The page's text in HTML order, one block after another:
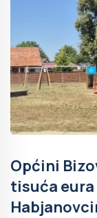
Općini
tisuća